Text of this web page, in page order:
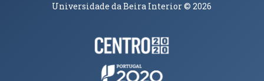
Universidade da Beira Interior© 2026
Parceiros e Financiadores